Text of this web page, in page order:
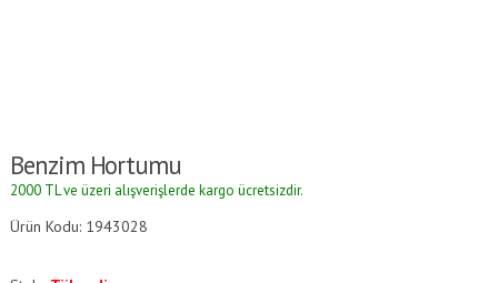
Benzim Hortumu
2000 TL ve üzeri alışverişlerde kargo ücretsizdir.
Ürün Kodu: 1943028